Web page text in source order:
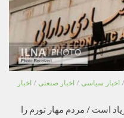
/ اخبار سیاسی / اخبار صنعتی / اخبار
است / مردم مهار تورم را